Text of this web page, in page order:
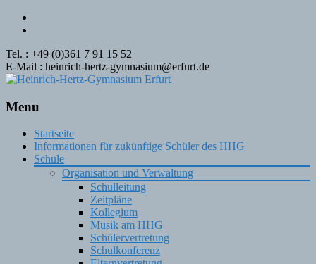
Tel. : +49 (0)361 7 91 15 52
E-Mail : heinrich-hertz-gymnasium@erfurt.de
Menu
Skip
content
Startseite
Informationen für zukünftige Schüler des HHG
Schule
Organisation und Verwaltung
Schulleitung
Zeitpläne
Kollegium
Musik am HHG
Schülervertretung
Schulkonferenz